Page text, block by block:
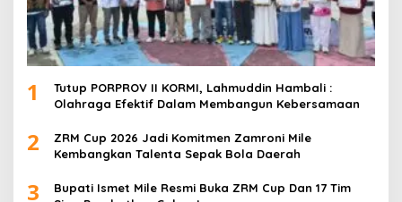
1
Tutup PORPROV II KORMI, Lahmuddin Hambali :
Olahraga Efektif Dalam Membangun Kebersamaan
2
ZRM Cup 2026 Jadi Komitmen Zamroni Mile
Kembangkan Talenta Sepak Bola Daerah
3
Bupati Ismet Mile Resmi Buka ZRM Cup Dan 17 Tim